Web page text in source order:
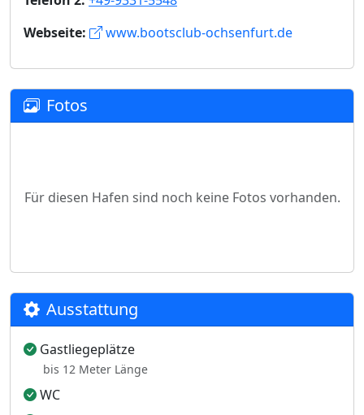
Webseite:
www.bootsclub-ochsenfurt.de
Fotos
Für diesen Hafen sind noch keine Fotos vorhanden.
Ausstattung
Gastliegeplätze
bis 12 Meter Länge
WC